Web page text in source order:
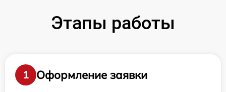
Этапы работы
1
Оформление заявки